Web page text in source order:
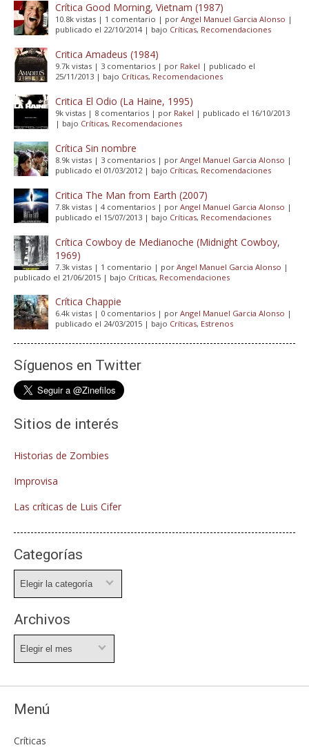
Crítica Good Morning, Vietnam (1987)
10.8k vistas | 1 comentario | por Angel Manuel Garcia Alonso |
publicado el 22/10/2014| bajo Críticas, Recomendaciones
Critica Amadeus (1984)
9.7k vistas | 3 comentarios | por Rakel | publicado el
25/11/2013 | bajo Críticas, Recomendaciones
Critica El Odio (La Haine, 1995)
9k vistas | 8 comentarios | por Rakel | publicado el 16/10/2013
| bajo Críticas, Recomendaciones
Crítica Sin nombre
8.9k vistas | 3 comentarios | por Angel Manuel Garcia Alonso |
publicado el 01/03/2012| bajo Críticas, Recomendaciones
Critica The Man from Earth (2007)
7.8k vistas | 4 comentarios | por Angel Manuel Garcia Alonso |
publicado el 15/07/2013 | bajo Críticas, Recomendaciones
Crítica Cowboy de Medianoche (Midnight Cowboy,
1969)
7.3k vistas | 1 comentario | por Angel Manuel Garcia Alonso |
publicado el 21/06/2015 | bajo Críticas, Recomendaciones
Crítica Chappie
6.4k vistas | 0 comentarios | por Angel Manuel Garcia Alonso |
publicado el 24/03/2015 | bajo Críticas, Estrenos
Síguenos en Twitter
Sitios de interés
Historias de Zombies
Improvisa
Las críticas de Luis Cifer
Categorías
Archivos
Menú
Críticas